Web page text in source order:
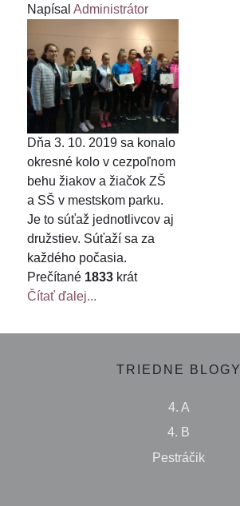
Napísal Administrátor
Dňa 3. 10. 2019 sa konalo
okresné kolo v cezpoľnom
behu žiakov a žiačok ZŠ
a SŠ v mestskom parku.
Je to súťaž jednotlivcov aj
družstiev. Súťaží sa za
každého počasia.
Prečítané 1833 krát
Čítať ďalej...
TRIEDNE BLOGY
4. A
4. B
Pestráčik